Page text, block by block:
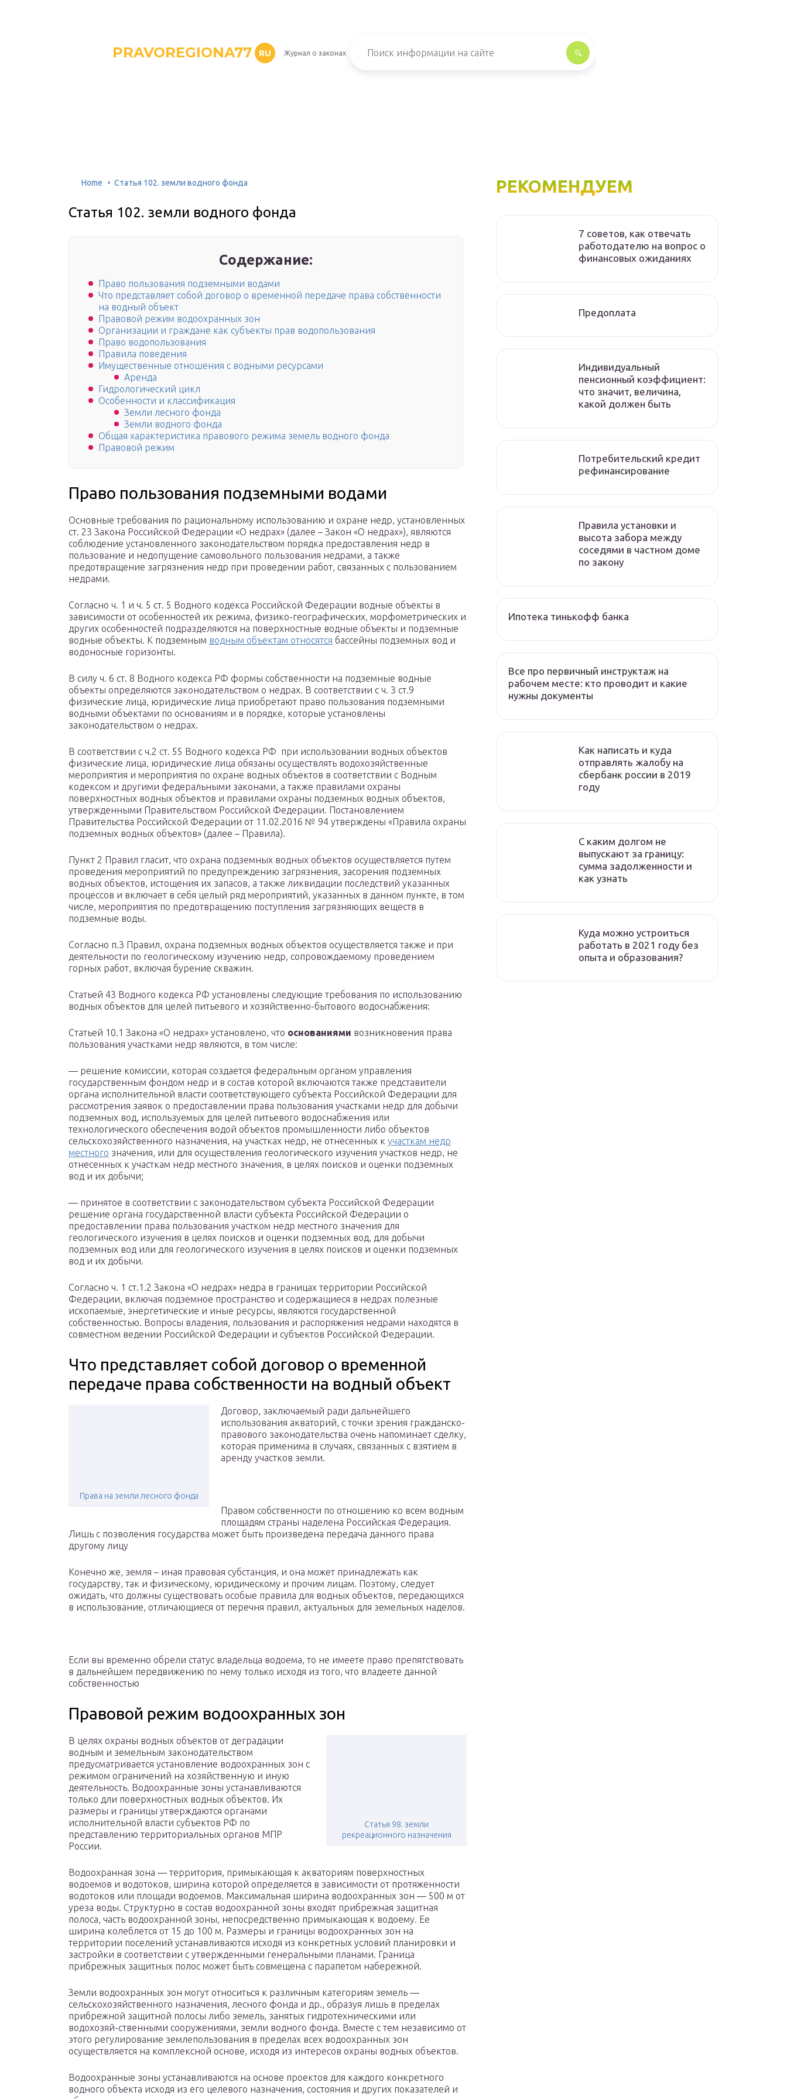
PRAVOREGIONA77 RU Журнал о законах
Home Статья 102. земли водного фонда
Статья 102. земли водного фонда
Содержание:
Право пользования подземными водами
Что представляет собой договор о временной передаче права собственности
на водный объект
Правовой режим водоохранных зон
Организации и граждане как субъекты прав водопользования
Право водопользования
Правила поведения
Имущественные отношения с водными ресурсами
Аренда
Гидрологический цикл
Особенности и классификация
Земли лесного фонда
Земли водного фонда
Общая характеристика правового режима земель водного фонда
Правовой режим
Право пользования подземными водами
Основные требования по рациональному использованию и охране недр, установленных
ст. 23 Закона Российской Федерации «О недрах» (далее – Закон «О недрах»), являются
соблюдение установленного законодательством порядка предоставления недр в
пользование и недопущение самовольного пользования недрами, а также
предотвращение загрязнения недр при проведении работ, связанных с пользованием
недрами.
Согласно ч. 1 и ч. 5 ст. 5 Водного кодекса Российской Федерации водные объекты в
зависимости от особенностей их режима, физико-географических, морфометрических и
других особенностей подразделяются на поверхностные водные объекты и подземные
водные объекты. К подземным водным объектам относятся бассейны подземных вод и
водоносные горизонты.
В силу ч. 6 ст. 8 Водного кодекса РФ формы собственности на подземные водные
объекты определяются законодательством о недрах. В соответствии с ч. 3 ст.9
физические лица, юридические лица приобретают право пользования подземными
водными объектами по основаниям и в порядке, которые установлены
законодательством о недрах.
В соответствии с ч.2 ст. 55 Водного кодекса РФ при использовании водных объектов
физические лица, юридические лица обязаны осуществлять водохозяйственные
мероприятия и мероприятия по охране водных объектов в соответствии с Водным
кодексом и другими федеральными законами, а также правилами охраны
поверхностных водных объектов и правилами охраны подземных водных объектов,
утвержденными Правительством Российской Федерации. Постановлением
Правительства Российской Федерации от 11.02.2016 № 94 утверждены «Правила охраны
подземных водных объектов» (далее – Правила).
Пункт 2 Правил гласит, что охрана подземных водных объектов осуществляется путем
проведения мероприятий по предупреждению загрязнения, засорения подземных
водных объектов, истощения их запасов, а также ликвидации последствий указанных
процессов и включает в себя целый ряд мероприятий, указанных в данном пункте, в том
числе, мероприятия по предотвращению поступления загрязняющих веществ в
подземные воды.
Согласно п.3 Правил, охрана подземных водных объектов осуществляется также и при
деятельности по геологическому изучению недр, сопровождаемому проведением
горных работ, включая бурение скважин.
Статьей 43 Водного кодекса РФ установлены следующие требования по использованию
водных объектов для целей питьевого и хозяйственно-бытового водоснабжения:
Статьей 10.1 Закона «О недрах» установлено, что основаниями возникновения права
пользования участками недр являются, в том числе:
— решение комиссии, которая создается федеральным органом управления
государственным фондом недр и в состав которой включаются также представители
органа исполнительной власти соответствующего субъекта Российской Федерации для
рассмотрения заявок о предоставлении права пользования участками недр для добычи
подземных вод, используемых для целей питьевого водоснабжения или
технологического обеспечения водой объектов промышленности либо объектов
сельскохозяйственного назначения, на участках недр, не отнесенных к участкам недр
местного значения, или для осуществления геологического изучения участков недр, не
отнесенных к участкам недр местного значения, в целях поисков и оценки подземных
вод и их добычи;
— принятое в соответствии с законодательством субъекта Российской Федерации
решение органа государственной власти субъекта Российской Федерации о
предоставлении права пользования участком недр местного значения для
геологического изучения в целях поисков и оценки подземных вод, для добычи
подземных вод или для геологического изучения в целях поисков и оценки подземных
вод и их добычи.
Согласно ч. 1 ст.1.2 Закона «О недрах» недра в границах территории Российской
Федерации, включая подземное пространство и содержащиеся в недрах полезные
ископаемые, энергетические и иные ресурсы, являются государственной
собственностью. Вопросы владения, пользования и распоряжения недрами находятся в
совместном ведении Российской Федерации и субъектов Российской Федерации.
Что представляет собой договор о временной
передаче права собственности на водный объект
Права на земли лесного фонда
Договор, заключаемый ради дальнейшего
использования акваторий, с точки зрения гражданско-
правового законодательства очень напоминает сделку,
которая применима в случаях, связанных с взятием в
аренду участков земли.
Правом собственности по отношению ко всем водным
площадям страны наделена Российская Федерация.
Лишь с позволения государства может быть произведена передача данного права
другому лицу
Конечно же, земля – иная правовая субстанция, и она может принадлежать как
государству, так и физическому, юридическому и прочим лицам. Поэтому, следует
ожидать, что должны существовать особые правила для водных объектов, передающихся
в использование, отличающиеся от перечня правил, актуальных для земельных наделов.
Если вы временно обрели статус владельца водоема, то не имеете право препятствовать
в дальнейшем передвижению по нему только исходя из того, что владеете данной
собственностью
Правовой режим водоохранных зон
Статья 98. земли
рекреационного назначения
В целях охраны водных объектов от деградации
водным и земельным законодательством
предусматривается установление водоохранных зон с
режимом ограничений на хозяйственную и иную
деятельность. Водоохранные зоны устанавливаются
только дли поверхностных водных объектов. Их
размеры и границы утверждаются органами
исполнительной власти субъектов РФ по
представлению территориальных органов МПР
России.
Водоохранная зона — территория, примыкающая к акваториям поверхностных
водоемов и водотоков, ширина которой определяется в зависимости от протяженности
водотоков или площади водоемов. Максимальная ширина водоохранных зон — 500 м от
уреза воды. Структурно в состав водоохранной зоны входят прибрежная защитная
полоса, часть водоохранной зоны, непосредственно примыкающая к водоему. Ее
ширина колеблется от 15 до 100 м. Размеры и границы водоохранных зон на
территории поселений устанавливаются исходя из конкретных условий планировки и
застройки в соответствии с утвержденными генеральными планами. Граница
прибрежных защитных полос может быть совмещена с парапетом набережной.
Земли водоохранных зон могут относиться к различным категориям земель —
сельскохозяйственного назначения, лесного фонда и др., образуя лишь в пределах
прибрежной защитной полосы либо земель, занятых гидротехническими или
водохозяй-ственными сооружениями, земли водного фонда. Вместе с тем независимо от
этого регулирование землепользования в пределах всех водоохранных зон
осуществляется на комплексной основе, исходя из интересов охраны водных объектов.
Водоохранные зоны устанавливаются на основе проектов для каждого конкретного
водного объекта исходя из его целевого назначения, состояния и других показателей и
РЕКОМЕНДУЕМ
7 советов, как отвечать
работодателю на вопрос о
финансовых ожиданиях
Предоплата
Индивидуальный
пенсионный коэффициент:
что значит, величина,
какой должен быть
Потребительский кредит
рефинансирование
Правила установки и
высота забора между
соседями в частном доме
по закону
Ипотека тинькофф банка
Все про первичный инструктаж на
рабочем месте: кто проводит и какие
нужны документы
Как написать и куда
отправлять жалобу на
сбербанк россии в 2019
году
C каким долгом не
выпускают за границу:
сумма задолженности и
как узнать
Куда можно устроиться
работать в 2021 году без
опыта и образования?